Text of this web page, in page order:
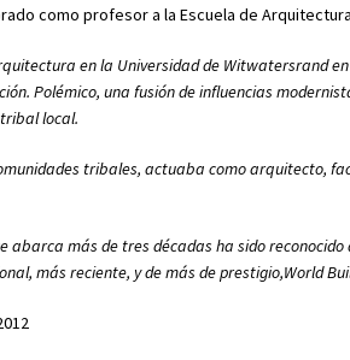
como profesor a la Escuela de Arquitectura
en la Universidad de Witwatersrand
Polémico, una fusión de influencias
local.
tribales, actuaba como arquitecto,
más de tres décadas ha sido
más reciente, y de más de prestigio,World